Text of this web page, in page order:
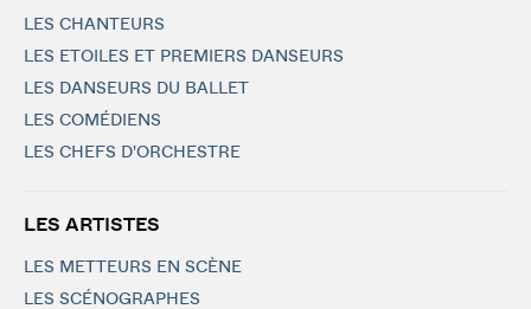
LES CHANTEURS
LES ETOILES ET PREMIERS DANSEURS
LES DANSEURS DU BALLET
LES COMÉDIENS
LES CHEFS D'ORCHESTRE
LES ARTISTES
LES METTEURS EN SCÈNE
LES SCÉNOGRAPHES